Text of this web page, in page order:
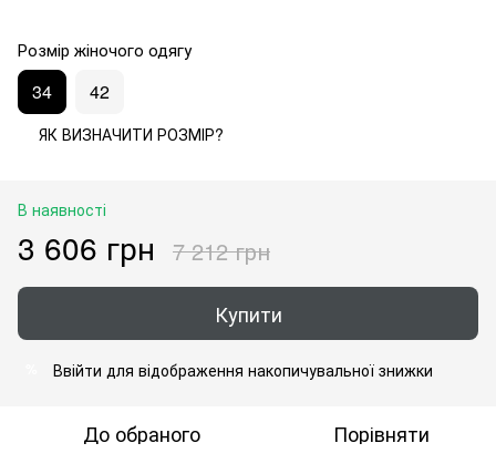
Розмір жіночого одягу
34 42
ЯК ВИЗНАЧИТИ РОЗМІР?
В наявності
3 606 грн 7 212 грн
Купити
Ввійти для відображення накопичувальної знижки
До обраного Порівняти